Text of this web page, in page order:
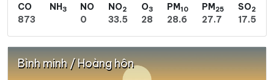
CO
873
NH3
NO
0
NO2
33.5
O3
28
PM10
28.6
PM25
27.7
SO2
17.5
Bình minh / Hoàng hôn